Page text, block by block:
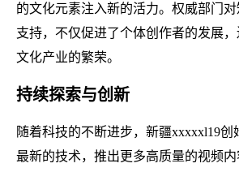
的文化元素注入新的活力。权威部门
支持，不仅促进了个体创作者的发展
文化产业的繁荣。
持续探索与创新
随着科技的不断进步，新疆xxxxxl19创
最新的技术，推出更多高质量的视频